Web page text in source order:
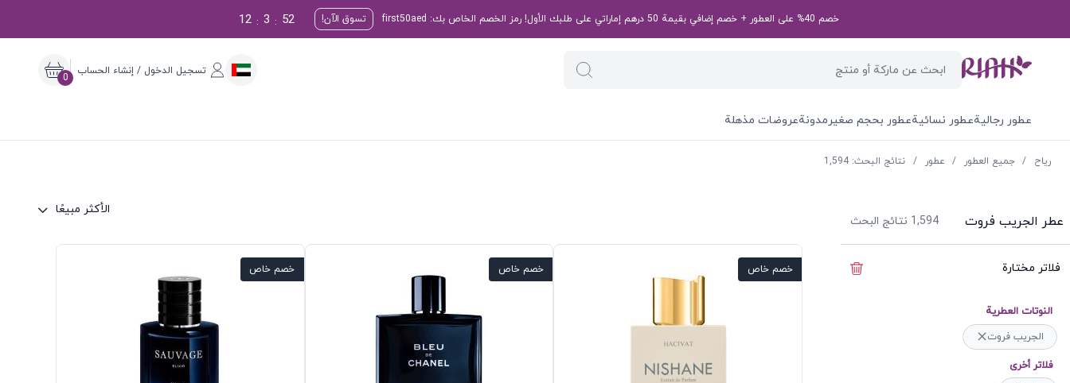
خصم 40% على العطور + خصم إضافي بقيمة 50 درهم إماراتي على طلبك الأول! رمز الخصم الخاص بك: first50aed تسوق الآن! 50
:
3
:
12
تسجيل الدخول / إنشاء الحساب
0
عطور رجاليةعطور نسائيةعطور بحجم صغيرمدونةعروضات مذهلة
ریاح / جميع العطور / عطور / نتائج البحث: 1,594
عطر الجريب فروت 1,594 نتائج البحث
الأكثر مبيعًا
فلاتر مختارة
النوتات العطرية
الجريب فروت
فلاتر أخرى
خصم خاص خصم خاص خصم خاص